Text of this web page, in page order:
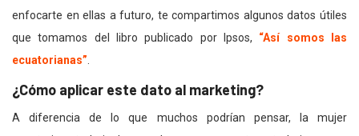
enfocarte en ellas a futuro, te compartimos algunos datos útiles
que tomamos del libro publicado por Ipsos, “Así somos las
ecuatorianas”
¿Cómo aplicar este dato al marketing?
A diferencia de lo que muchos podrían pensar, la mujer